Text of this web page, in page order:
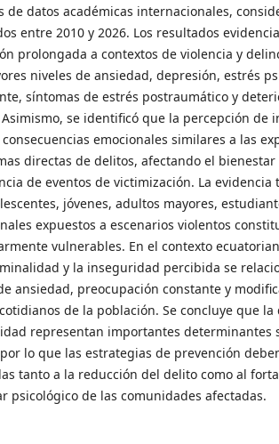
de datos académicas internacionales,
entre 2010 y 2026. Los resultados
prolongada a contextos de violencia y
niveles de ansiedad, depresión, estrés
síntomas de estrés postraumático y
se identificó que la percepción de
emocionales similares a las
directas de delitos, afectando el
de eventos de victimización. La
jóvenes, adultos mayores,
expuestos a escenarios violentos
vulnerables. En el contexto
y la inseguridad percibida se
ansiedad, preocupación constante y
de la población. Se concluye que la
representan importantes determinantes
lo que las estrategias de prevención
tanto a la reducción del delito como al
psicológico de las comunidades afectadas.